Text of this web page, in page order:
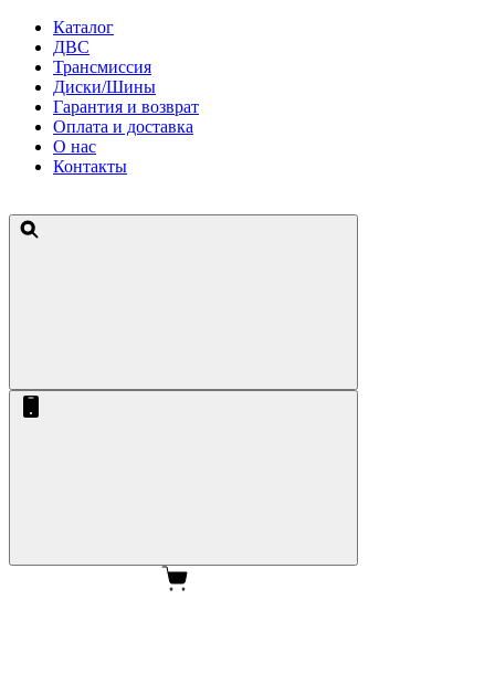
Каталог
ДВС
Трансмиссия
Диски/Шины
Гарантия и возврат
Оплата и доставка
О нас
Контакты